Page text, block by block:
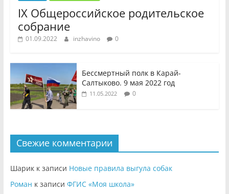
IX Общероссийское родительское
собрание
01.09.2022 inzhavino 0
Бессмертный полк в Карай-
Салтыково. 9 мая 2022 год
11.05.2022 0
Свежие комментарии
Шарикк записи Новые правила выгула собак
Роман к записи ФГИС «Моя школа»